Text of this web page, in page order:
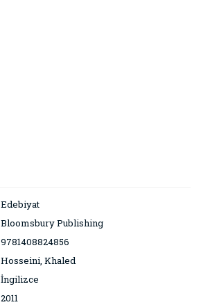
Edebiyat
Bloomsbury Publishing
9781408824856
Hosseini, Khaled
İngilizce
2011